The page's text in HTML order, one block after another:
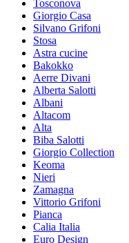
Tosconova
Giorgio Casa
Silvano Grifoni
Stosa
Astra cucine
Bakokko
Aerre Divani
Alberta Salotti
Albani
Altacom
Alta
Biba Salotti
Giorgio Collection
Keoma
Nieri
Zamagna
Vittorio Grifoni
Pianca
Calia Italia
Euro Design